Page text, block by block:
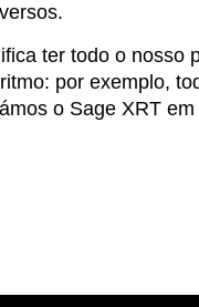
ter todo o nosso
por exemplo,
o Sage XRT